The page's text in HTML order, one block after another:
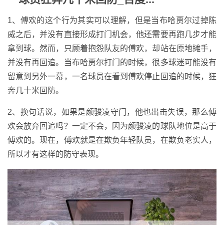
1、傅欢的这个行为其实可以理解，但是当布哈贾尔过掉陈
威之后，并没有直接形成打门机会，他还需要再跑几步才能
拿到球。然而，只顾着抱怨队友的傅欢，却站在原地摊手，
并没有再回追。当布哈贾尔打门的时候，很多球迷可能没有
留意到另外一幕，一名球员在看到傅欢停止回追的时候，狂
奔几十米回防。
2、换句话说，如果是颜骏凌守门，他也出击失误，那么傅
欢会放弃回追吗？一定不会，因为颜骏凌的球队地位是高于
傅欢的。现在，傅欢就是在欺负年轻队员，在欺负老实人，
所以才有这样的防守表现。